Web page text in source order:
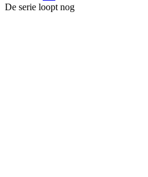
De serie loopt nog